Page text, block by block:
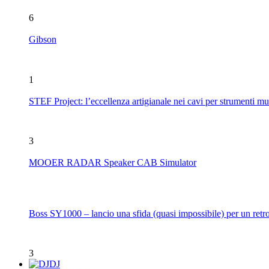
6
Gibson
1
STEF Project: l’eccellenza artigianale nei cavi per strumenti
3
MOOER RADAR Speaker CAB Simulator
Boss SY1000 – lancio una sfida (quasi impossibile) per un
3
DJ